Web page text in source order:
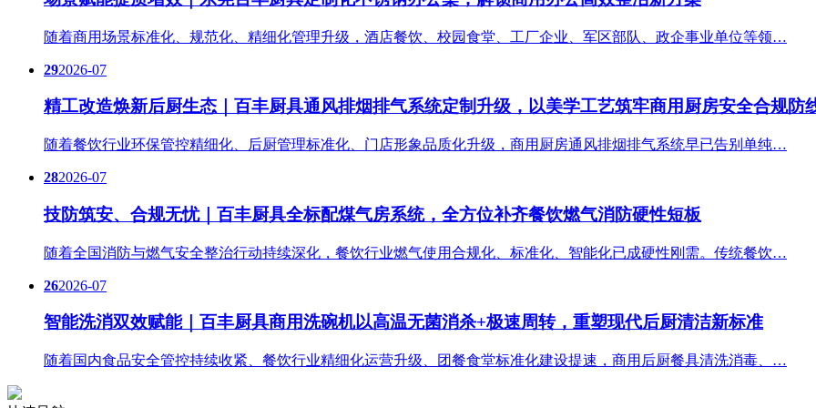
随着商用场景标准化、规范化、精细化管理升级，酒店餐饮、校园食堂、工厂企业、军区部队、政企事业单位等领…
292026-07
精工改造焕新后厨生态｜百丰厨具通风排烟排气系统定制升级，以美学工艺筑牢商用厨房安全合规防
随着餐饮行业环保管控精细化、后厨管理标准化、门店形象品质化升级，商用厨房通风排烟排气系统早已告别单纯…
282026-07
技防筑安、合规无忧｜百丰厨具全标配煤气房系统，全方位补齐餐饮燃气消防硬性短板
随着全国消防与燃气安全整治行动持续深化，餐饮行业燃气使用合规化、标准化、智能化已成硬性刚需。传统餐饮…
262026-07
智能洗消双效赋能｜百丰厨具商用洗碗机以高温无菌消杀+极速周转，重塑现代后厨清洁新标准
随着国内食品安全管控持续收紧、餐饮行业精细化运营升级、团餐食堂标准化建设提速，商用后厨餐具清洗消毒、…